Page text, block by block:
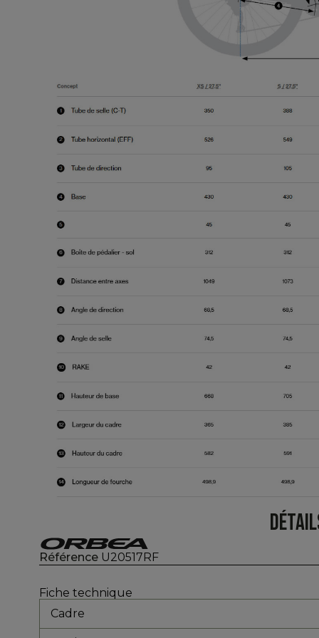
Référence U20517RF
Fiche technique
Cadre